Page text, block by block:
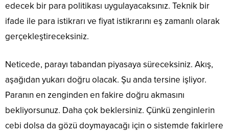
edecek bir para politikası uygulayacaksınız. Teknik bir
ifade ile para istikrarı ve fiyat istikrarını eş zamanlı olarak
gerçekleştireceksiniz.
Neticede, parayı tabandan piyasaya süreceksiniz. Akış,
aşağıdan yukarı doğru olacak. Şu anda tersine işliyor.
Paranın en zenginden en fakire doğru akmasını
bekliyorsunuz. Daha çok beklersiniz. Çünkü zenginlerin
cebi dolsa da gözü doymayacağı için o sistemde fakirlere